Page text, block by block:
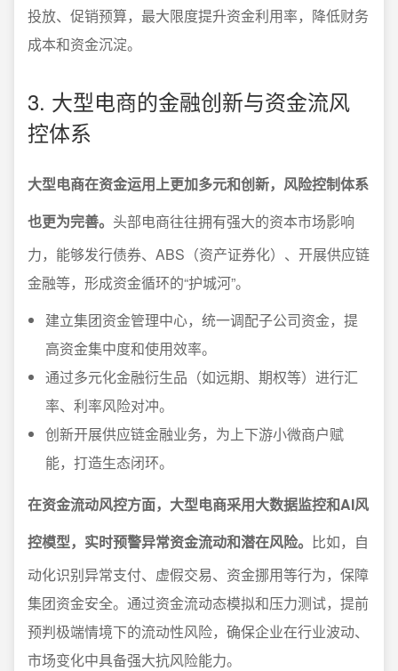
投放、促销预算，最大限度提升资金利用率，降低财务
成本和资金沉淀。
3. 大型电商的金融创新与资金流风
控体系
大型电商在资金运用上更加多元和创新，风险控制体系
也更为完善。 头部电商往往拥有强大的资本市场影响
力，能够发行债券、ABS（资产证券化）、开展供应链
金融等，形成资金循环的“护城河”。
建立集团资金管理中心，统一调配子公司资金，提
高资金集中度和使用效率。
通过多元化金融衍生品（如远期、期权等）进行汇
率、利率风险对冲。
创新开展供应链金融业务，为上下游小微商户赋
能，打造生态闭环。
在资金流动风控方面，大型电商采用大数据监控和AI风
控模型，实时预警异常资金流动和潜在风险。 比如，自
动化识别异常支付、虚假交易、资金挪用等行为，保障
集团资金安全。通过资金流动态模拟和压力测试，提前
预判极端情境下的流动性风险，确保企业在行业波动、
市场变化中具备强大抗风险能力。